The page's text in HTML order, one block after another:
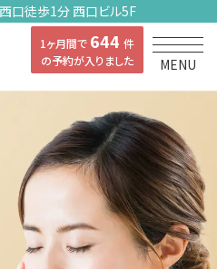
口徒歩1分 西口ビル5F
1ヶ月間で 644 件
の予約が入りました
MENU